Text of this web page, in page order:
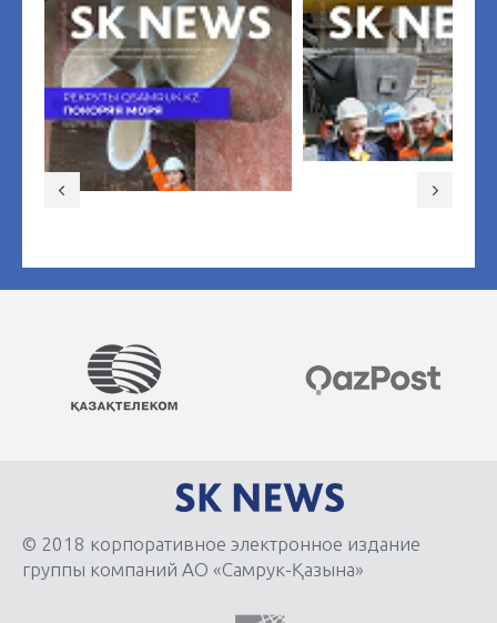
© 2018 корпоративное электронное издание
группы компаний АО «Самрук-Қазына»